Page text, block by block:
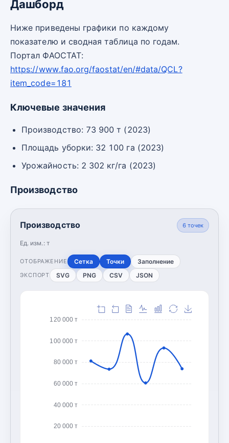
Дашборд
Ниже приведены графики по каждому
показателю и сводная таблица по годам.
Портал ФАОСТАТ:
https://www.fao.org/faostat/en/#data/QCL?
item_code=181
Ключевые значения
Производство: 73 900 т (2023)
Площадь уборки: 32 100 га (2023)
Урожайность: 2 302 кг/га (2023)
Производство
Производство
Ед. изм.: т
6точек
ОТОБРАЖЕНИЕ Сетка Точки Заполнение
ЭКСПОРТ SVG PNG CSV JSON
20 000 т
40 000 т
60 000 т
80 000 т
100 000 т
120 000 т